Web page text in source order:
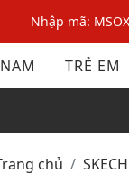
Nhập mã:
Nhập mã
Nhập mã:
NAM TRẺ EM
Trang chủ